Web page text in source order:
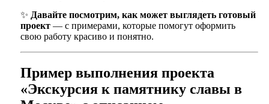
✨ Давайте посмотрим, как может выглядеть готовый
проект— с примерами, которые помогут оформить
свою работу красиво и понятно.
Пример выполнения проекта
«Экскурсия к памятнику славы в